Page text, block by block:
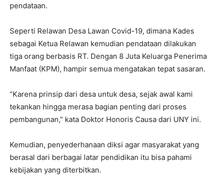
pendataan.
Seperti Relawan Desa Lawan Covid-19, dimana Kades
sebagai Ketua Relawan kemudian pendataan dilakukan
tiga orang berbasis RT. Dengan 8 Juta Keluarga Penerima
Manfaat (KPM), hampir semua mengatakan tepat sasaran.
“Karena prinsip dari desa untuk desa, sejak awal kami
tekankan hingga merasa bagian penting dari proses
pembangunan,” kata Doktor Honoris Causa dari UNY ini.
Kemudian, penyederhanaan diksi agar masyarakat yang
berasal dari berbagai latar pendidikan itu bisa pahami
kebijakan yang diterbitkan.